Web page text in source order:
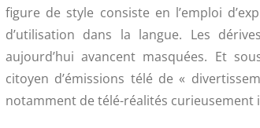
figure de style consiste en l’emploi
d’utilisation dans la langue. Les
aujourd’hui avancent masquées. Et
citoyen d’émissions télé de «
notamment de télé-réalités curieusement